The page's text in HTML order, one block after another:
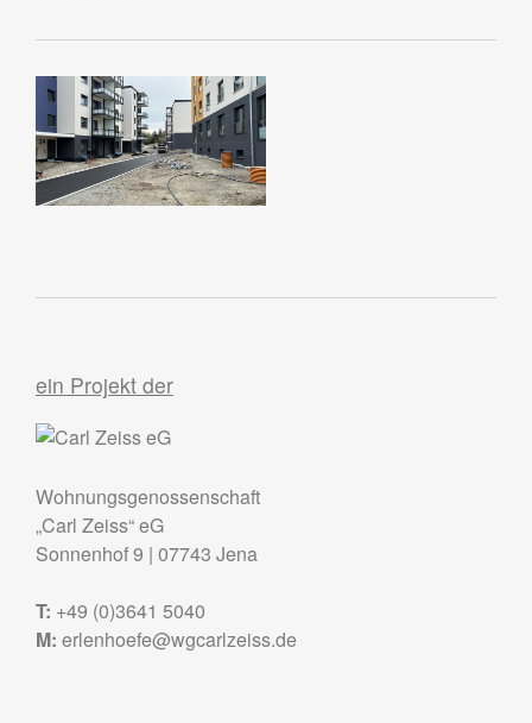
ein Projekt der
Wohnungsgenossenschaft
„Carl Zeiss“ eG
Sonnenhof 9 | 07743 Jena
T: +49 (0)3641 5040
M: erlenhoefe@wgcarlzeiss.de